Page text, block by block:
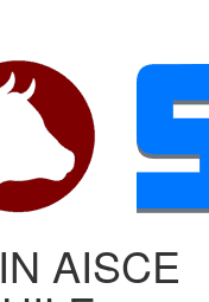
AISCE